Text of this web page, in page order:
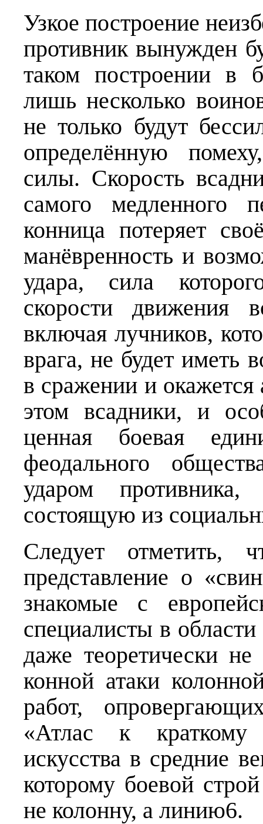
Узкое построение
противник вынужден
таком построении в
лишь несколько
не только будут
определённую
силы. Скорость
самого медленного
конница потеряет
манёвренность и
удара, сила
скорости движения
включая лучников,
врага, не будет иметь
в сражении и
этом всадники, и
ценная боевая
феодального
ударом
состоящую из
Следует отметить,
представление о
знакомые с
специалисты в
даже теоретически не
конной атаки
работ,
«Атлас к краткому
искусства в средние
которому боевой
не колонну, а линию6.